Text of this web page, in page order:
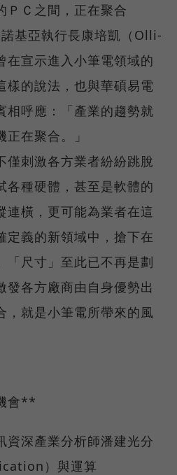
ＰＣ之間，正在聚合
基亞執行長康培凱（Olli-
宣示進入小筆電領域的
樣的說法，也與華碩易電
相呼應：「產業的趨勢就
在聚合。」
僅刺激各方業者紛紛跳脫
各種硬體，甚至是軟體的
連橫，更可能為業者在這
定義的新領域中，搶下在
「尺寸」至此已不再是劃
發各方廠商由自身優勢出
，就是小筆電所帶來的風
會**
資深產業分析師潘建光分
）與運算